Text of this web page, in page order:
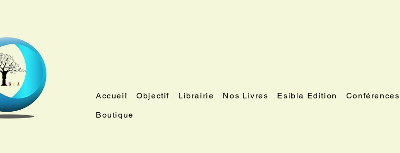
Accueil Objectif Librairie Nos Livres Esibla Edition Conférences
Boutique